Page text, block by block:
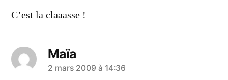
dit :
C’est la claaasse !
Maïa
a
2 mars 2009 à 14:36